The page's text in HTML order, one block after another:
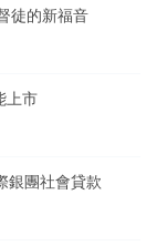
徒的新福音
上市
銀團社會貸款